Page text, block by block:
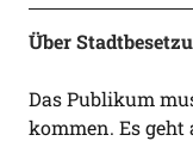
Über
Das Publikum
kommen. Es geht